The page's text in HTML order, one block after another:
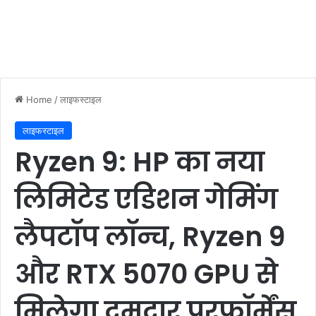
Home /लाइफस्टाइल
लाइफस्टाइल
Ryzen 9: HP का नया
लिमिटेड एडिशन गेमिंग
लैपटॉप लॉन्च, Ryzen 9
और RTX 5070 GPU से